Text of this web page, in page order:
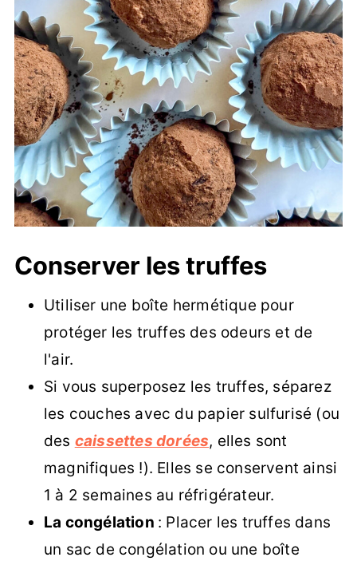
Conserver les truffes
Utiliser une boîte hermétique pour
protéger les truffes des odeurs et de
l'air.
Si vous superposez les truffes, séparez
les couches avec du papier sulfurisé (ou
des caissettes dorées, elles sont
magnifiques !). Elles se conservent ainsi
1 à 2 semaines au réfrigérateur.
La congélation : Placer les truffes dans
un sac de congélation ou une boîte